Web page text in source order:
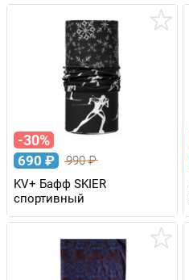
-30%
690 ₽ 990₽
KV+ Бафф SKIER
спортивный